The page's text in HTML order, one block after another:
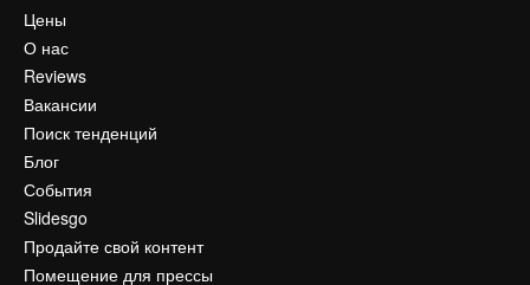
Цены
О нас
Reviews
Вакансии
Поиск тенденций
Блог
События
Slidesgo
Продайте свой контент
Помещение для прессы